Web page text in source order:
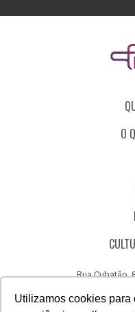
Utilizamos cookies para
O
Rua Cubatão,